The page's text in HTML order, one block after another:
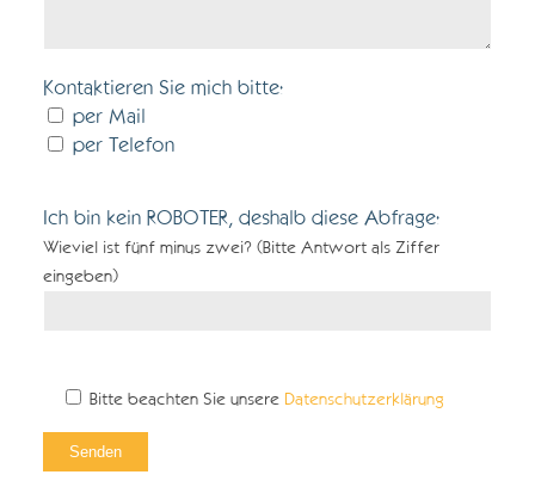
Kontaktieren Sie mich bitte:
per Mail
per Telefon
Ich bin kein ROBOTER, deshalb diese Abfrage:
Wieviel ist fünf minus zwei? (Bitte Antwort als Ziffer
eingeben)
Bitte beachten Sie unsere Datenschutzerklärung